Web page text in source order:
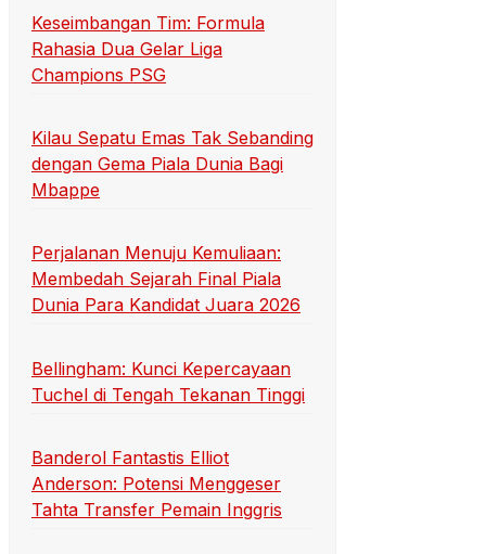
Keseimbangan Tim: Formula
Rahasia Dua Gelar Liga
Champions PSG
Kilau Sepatu Emas Tak Sebanding
dengan Gema Piala Dunia Bagi
Mbappe
Perjalanan Menuju Kemuliaan:
Membedah Sejarah Final Piala
Dunia Para Kandidat Juara 2026
Bellingham: Kunci Kepercayaan
Tuchel di Tengah Tekanan Tinggi
Banderol Fantastis Elliot
Anderson: Potensi Menggeser
Tahta Transfer Pemain Inggris